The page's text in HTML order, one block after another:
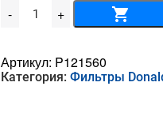
- Количество
товара
Воздушный
DONALDSON
-
P121560
+
Артикул: P121560
Категория: Фильтры